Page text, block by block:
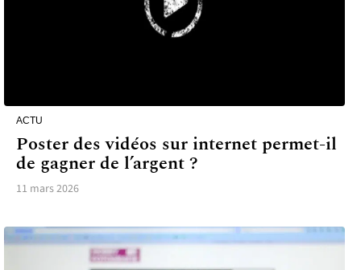
ACTU
Poster des vidéos sur internet permet-il
de gagner de l’argent ?
11 mars 2026